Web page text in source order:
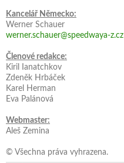
Kancelář Německo:
Werner Schauer
werner.schauer@speedwaya-z.cz
Členové redakce:
Kiril Ianatchkov
Zdeněk Hrbáček
Karel Herman
Eva Palánová
Webmaster:
Aleš Zemina
© Všechna práva vyhrazena.